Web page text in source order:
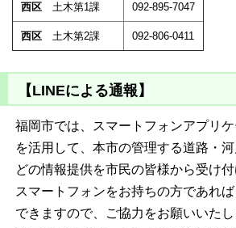
西区 土木第1課 092-895-7047
西区 土木第2課 092-806-0411
【LINEによる通報】
福岡市では、スマートフォンアプリケ
を活用して、本市の管理する道路・
どの情報提供を市民の皆様から受け付
スマートフォンをお持ちの方であれ
できますので、ご協力をお願いいたし